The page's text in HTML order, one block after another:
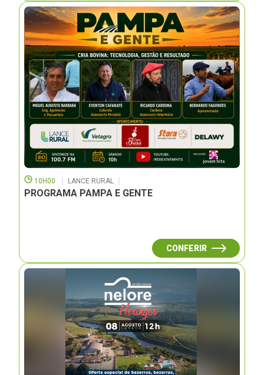
10H00 LANCE RURAL
PROGRAMA PAMPA E GENTE
CONFERIR